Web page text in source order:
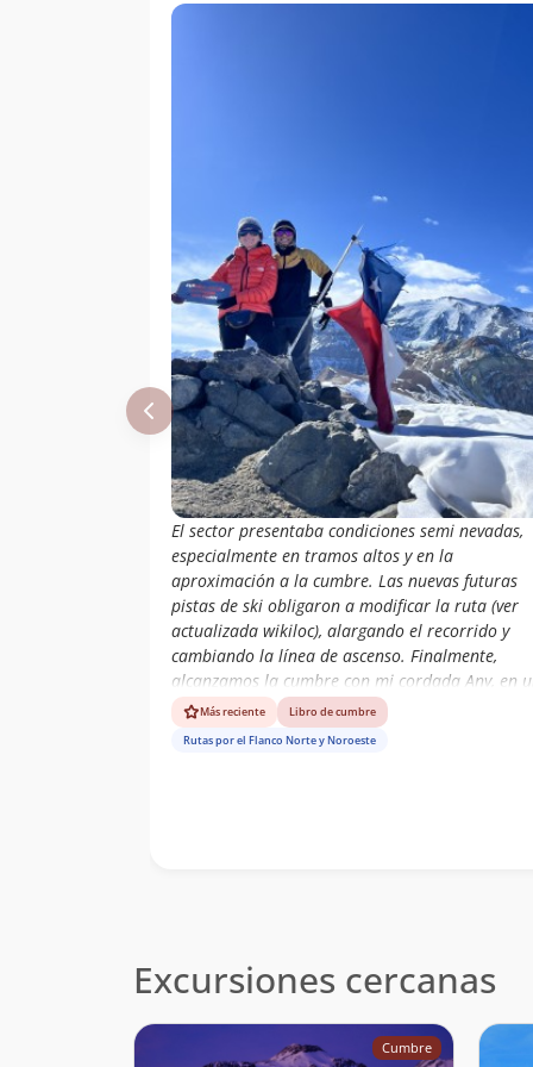
Tschulnigg
Figueroa
23/07/22
René Pérez
Hernández
30/04/22
René Pérez
Hernández
06/03/22
Felipe Patagon
26/12/21
Álvaro Vivanco
Maria Paz Vargas
28/11/21
Mauricio
Gutierrez
13/11/21
Francisco Javier
Gómez Leiva
17/10/21
Juan Manuel
Gómez Jorquera
Patricio Urzua
Flores
04/09/21
Luis Mellado
08/01/19
Raimundo Correa
El sector presentaba condiciones semi nevadas,
especialmente en tramos altos y en la
aproximación a la cumbre. Las nuevas futuras
pistas de ski obligaron a modificar la ruta (ver
actualizada wikiloc), alargando el recorrido y
cambiando la línea de ascenso. Finalmente,
alcanzamos la cumbre con mi cordada Any, en
jornada de transición entre otoño e invierno,
disfrutando de hermosas vistas al Cerro El Plomo,
Más reciente
Libro de cumbre
Rutas por el Flanco Norte y Noroeste
Excursiones cercanas
Cumbre